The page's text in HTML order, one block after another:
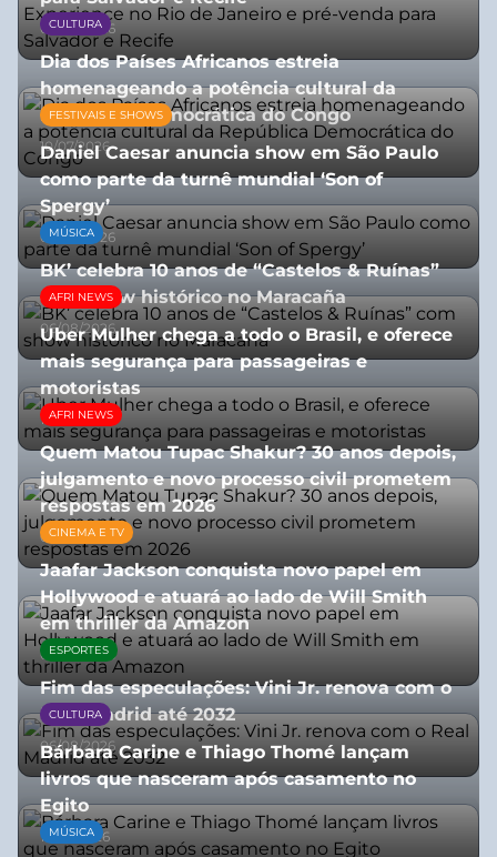
03/08/2026
CULTURA
Dia dos Países Africanos estreia
homenageando a potência cultural da
República Democrática do Congo
10/07/2026
FESTIVAIS E SHOWS
Daniel Caesar anuncia show em São Paulo
como parte da turnê mundial ‘Son of
Spergy’
05/08/2026
MÚSICA
BK’ celebra 10 anos de “Castelos & Ruínas”
com show histórico no Maracaña
06/08/2026
AFRI NEWS
Uber Mulher chega a todo o Brasil, e oferece
mais segurança para passageiras e
motoristas
10/07/2026
AFRI NEWS
Quem Matou Tupac Shakur? 30 anos depois,
julgamento e novo processo civil prometem
respostas em 2026
05/08/2026
CINEMA E TV
Jaafar Jackson conquista novo papel em
Hollywood e atuará ao lado de Will Smith
em thriller da Amazon
06/08/2026
ESPORTES
Fim das especulações: Vini Jr. renova com o
Real Madrid até 2032
06/08/2026
CULTURA
Bárbara Carine e Thiago Thomé lançam
livros que nasceram após casamento no
Egito
10/07/2026
MÚSICA